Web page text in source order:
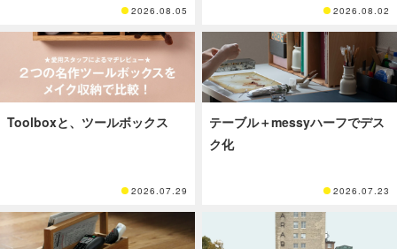
2026.08.05 2026.08.02
Toolboxと、ツールボックス
2026.07.29
テーブル＋messyハーフでデス
ク化
2026.07.23